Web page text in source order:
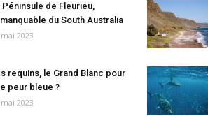
Péninsule de Fleurieu,
du South Australia
2023
requins, le Grand Blanc pour
peur bleue ?
2023